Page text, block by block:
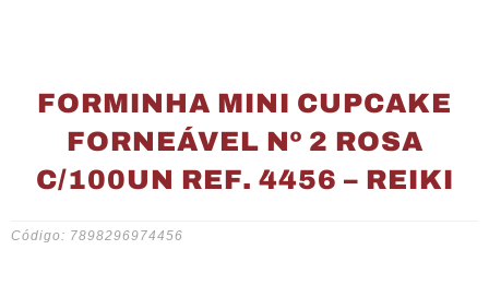
FORMINHA MINI CUPCAKE
FORNEÁVEL Nº 2 ROSA
C/100UN REF. 4456 – REIKI
Código: 7898296974456